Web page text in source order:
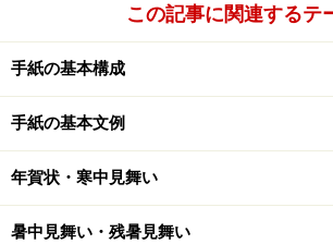
このように、困難や不具合など否定的
的な意味まで、かなり幅広く使われて
はなぜ時折問題になったり、不快な言
てしまうのでしょうか。
これはさまざまな説、理由があるかと
か。応用が利かない、
この記事に関連するテ
手紙の基本構成
手紙の基本文例
年賀状・寒中見舞い
暑中見舞い・残暑見舞い